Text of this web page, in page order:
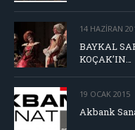
14 HAZIRAN
BAYKAL
KOÇAK’IN…
19 OCAK 2015
Akbank